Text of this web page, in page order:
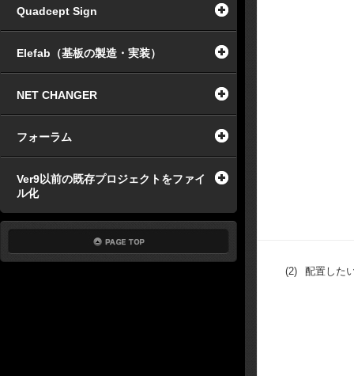
Quadcept Sign
Elefab（基板の製造・実装）
NET CHANGER
フォーラム
Ver9以前の既存プロジェクトをファイ
ル化
(2) 配置した